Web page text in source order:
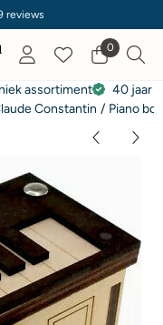
reviews
0
assortiment
40 jaar
Constantin / Piano box